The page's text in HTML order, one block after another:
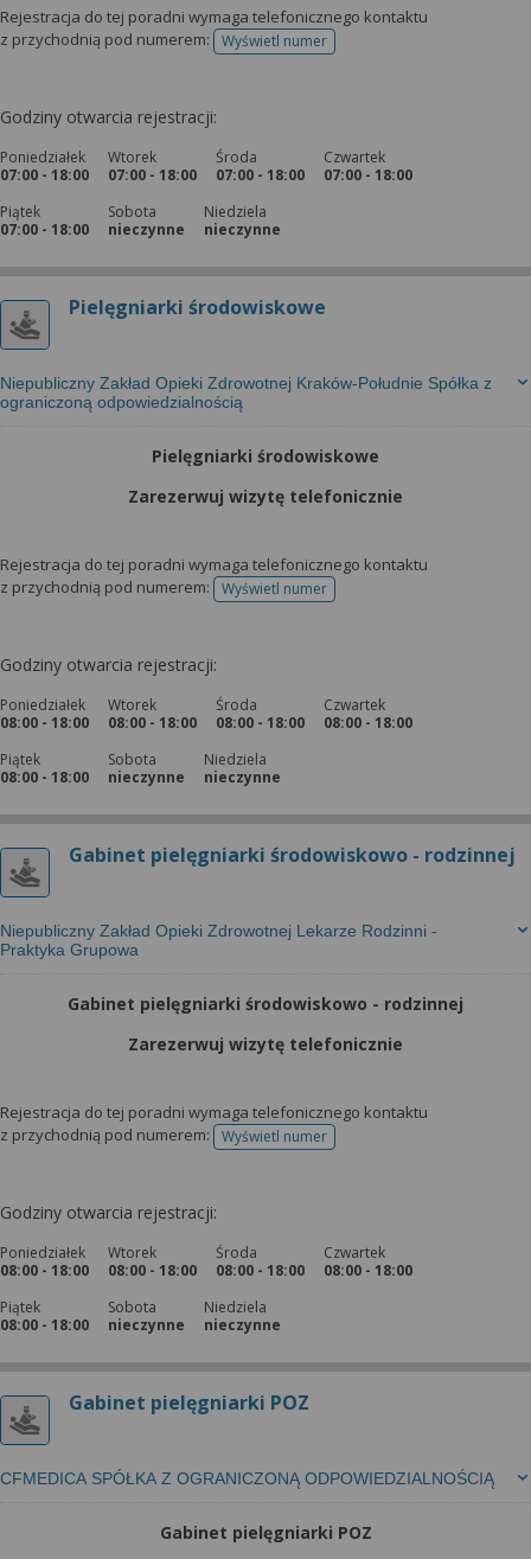
Rejestracja do tej poradni wymaga telefonicznego kontaktu
z przychodnią pod numerem:
Wyświetl numertelefonu do rejestracji
Godziny otwarcia rejestracji:
Poniedziałek
07:00 - 18:00
Wtorek
07:00 - 18:00
Środa
07:00 - 18:00
Czwartek
07:00 - 18:00
Piątek
07:00 - 18:00
Sobota
nieczynne
Niedziela
nieczynne
Pielęgniarki środowiskowe
Niepubliczny Zakład Opieki Zdrowotnej Kraków-Południe Spółka z
ograniczoną odpowiedzialnością
Pielęgniarki środowiskowe
Zarezerwuj wizytę telefonicznie
Rejestracja do tej poradni wymaga telefonicznego kontaktu
z przychodnią pod numerem:
Wyświetl numertelefonu do rejestracji
Godziny otwarcia rejestracji:
Poniedziałek
08:00 - 18:00
Wtorek
08:00 - 18:00
Środa
08:00 - 18:00
Czwartek
08:00 - 18:00
Piątek
08:00 - 18:00
Sobota
nieczynne
Niedziela
nieczynne
Gabinet pielęgniarki środowiskowo - rodzinnej
Niepubliczny Zakład Opieki Zdrowotnej Lekarze Rodzinni -
Praktyka Grupowa
Gabinet pielęgniarki środowiskowo - rodzinnej
Zarezerwuj wizytę telefonicznie
Rejestracja do tej poradni wymaga telefonicznego kontaktu
z przychodnią pod numerem:
Wyświetl numertelefonu do rejestracji
Godziny otwarcia rejestracji:
Poniedziałek
08:00 - 18:00
Wtorek
08:00 - 18:00
Środa
08:00 - 18:00
Czwartek
08:00 - 18:00
Piątek
08:00 - 18:00
Sobota
nieczynne
Niedziela
nieczynne
Gabinet pielęgniarki POZ
CFMEDICA SPÓŁKA Z OGRANICZONĄ ODPOWIEDZIALNOŚCIĄ
Gabinet pielęgniarki POZ
możesz też wycofać zgodę na przetwarzanie Twoich
danych tylko w niektórych celach. Jeżeli chcesz
konfigurację szczegółową, to możesz tego dokonać
za pomocą „Ustawień zaawansowanych”.
Więcej informacji na temat wykorzystywania
narzędzi zewnętrznych w naszym serwisie
znajdziesz w Regulaminie Serwisu.